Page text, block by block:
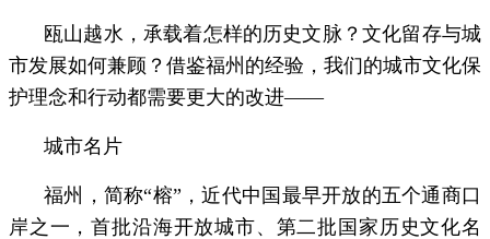
瓯山越水，承载着怎样的历史文脉？文化留存与城
市发展如何兼顾？借鉴福州的经验，我们的城市文化保
护理念和行动都需要更大的改进——
城市名片
福州，简称“榕”，近代中国最早开放的五个通商口
岸之一，首批沿海开放城市、第二批国家历史文化名